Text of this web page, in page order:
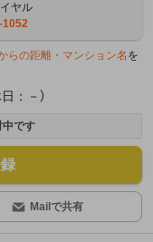
ヤル
1052
らの距離・マンション名 を
：－）
です
Mailで共有